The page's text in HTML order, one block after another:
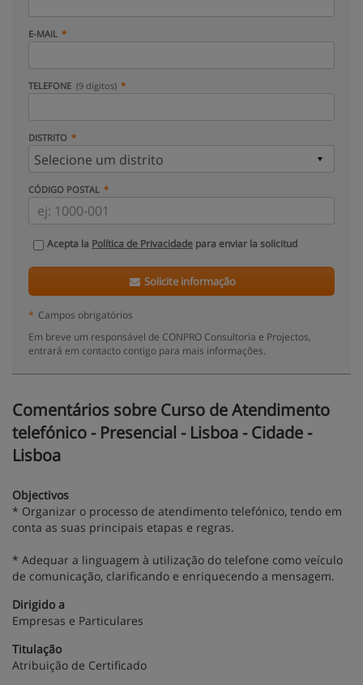
E-MAIL
TELEFONE (9 dígitos)
DISTRITO
CÓDIGO POSTAL
Acepta la Política de Privacidade para enviar la solicitud
Solicite informação
* Campos obrigatórios
Em breve um responsável de CONPRO Consultoria e Projectos,
entrará em contacto contigo para mais informações.
Comentários sobre Curso de Atendimento
telefónico - Presencial - Lisboa - Cidade -
Lisboa
Objectivos
* Organizar o processo de atendimento telefónico, tendo em
conta as suas principais etapas e regras.
* Adequar a linguagem à utilização do telefone como veículo
de comunicação, clarificando e enriquecendo a mensagem.
Dirigido a
Empresas e Particulares
Titulação
Atribuição de Certificado